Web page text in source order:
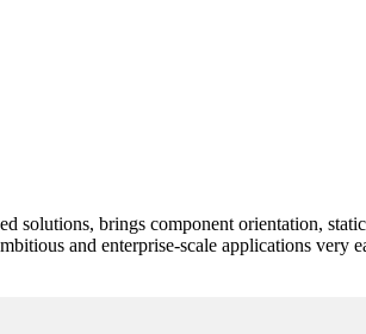
solutions, brings component orientation,
and enterprise-scale applications